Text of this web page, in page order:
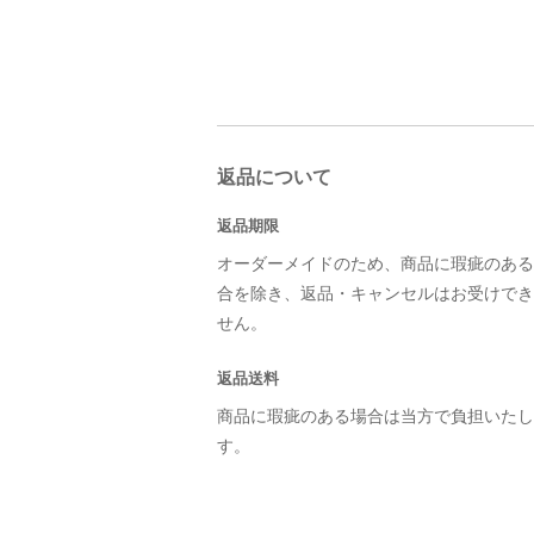
返品について
返品期限
オーダーメイドのため、商品に瑕疵のあ
合を除き、返品・キャンセルはお受けで
せん。
返品送料
商品に瑕疵のある場合は当方で負担いた
す。